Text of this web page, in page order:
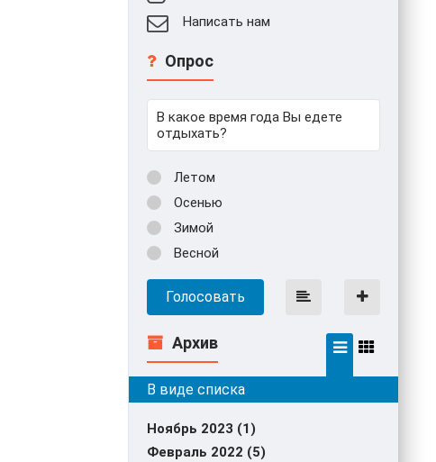
Написать нам
Опрос
В какое время года Вы едете
отдыхать?
Летом
Осенью
Зимой
Весной
Голосовать
Архив
Ноябрь 2023 (1)
Февраль 2022 (5)